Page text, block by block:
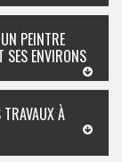
PEINTRE
SES ENVIRONS
TRAVAUX À